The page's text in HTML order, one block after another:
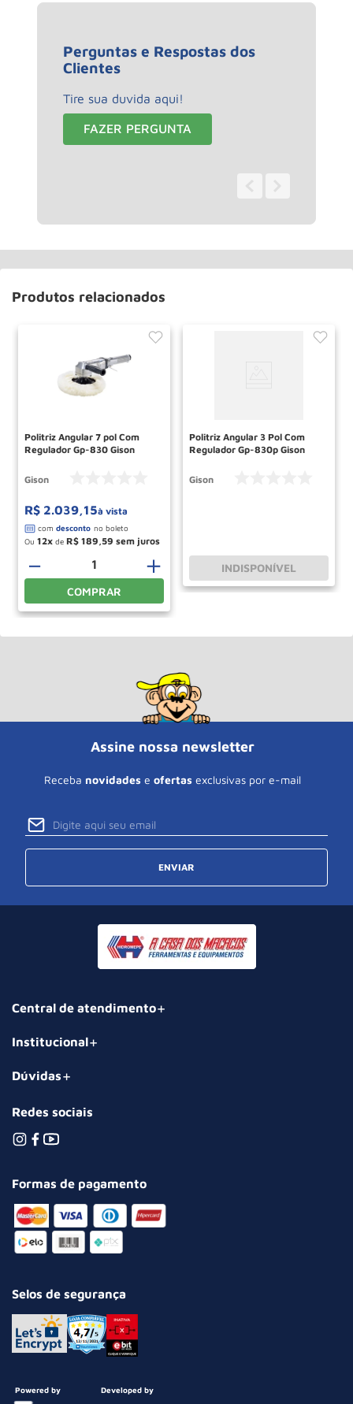
Perguntas e Respostas dos
Clientes
Tire sua duvida aqui!
FAZER PERGUNTA
Produtos relacionados
Politriz Angular 7 pol Com
Regulador Gp-830 Gison
Gison
R$ 2.039,15à vista
Ou 12 de R$ 189 59
＋
－
COMPRAR
Politriz Angular 3 Pol Com
Regulador Gp-830p Gison
Gison
INDISPONÍVEL
Assine nossa newsletter
Receba novidades e ofertas exclusivas por e-mail
ENVIAR
Central de atendimento
Institucional
Dúvidas
Redes sociais
Formas de pagamento
Selos de segurança
Powered by Developed by